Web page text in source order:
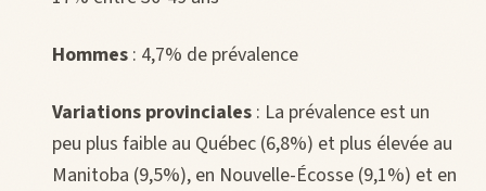
Hommes : 4,7% de prévalence
Variations provinciales : La prévalence est un
peu plus faible au Québec (6,8%) et plus élevée au
Manitoba (9,5%), en Nouvelle-Écosse (9,1%) et en